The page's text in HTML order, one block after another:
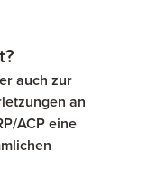
auch zur
an
ACP eine